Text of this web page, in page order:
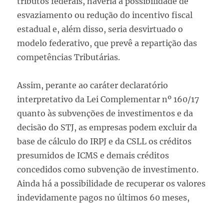
esvaziamento ou redução do incentivo fiscal
estadual e,além disso, seria desvirtuado o
modelo federativo, que prevê a repartição das
competênciasTributárias.
Assim, perante ao caráter declaratório
interpretativo da Lei Complementar nº 160/17
quanto às subvenções de investimentos e da
decisão do STJ, as empresas podem excluir da
base de cálculo do IRPJ e da CSLL os créditos
presumidos de ICMS e demais créditos
concedidos como subvenção de investimento.
Ainda há a possibilidade de recuperar os valores
indevidamente pagos no últimos 60 meses,